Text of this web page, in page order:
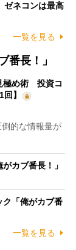
ゼネコンは最高
一覧を見る
番長！」
極め術 投資コ
】
的な情報量が
カブ番長！」
「俺がカブ番
一覧を見る